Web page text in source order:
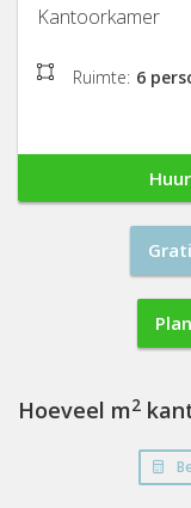
Kantoorkamer
Ruimte: 6
Hoeveel m2